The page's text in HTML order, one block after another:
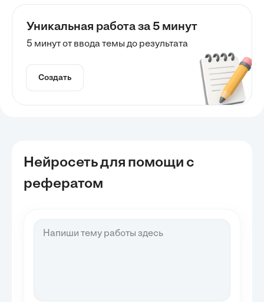
Уникальная работа за 5 минут
5 минут от ввода темы до результата
Создать
Нейросеть для помощи с
рефератом